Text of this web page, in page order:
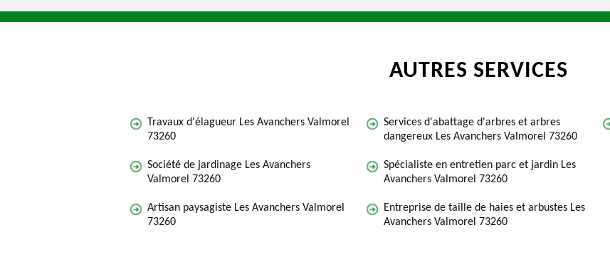
AUTRES SERVICES
Travaux d'élagueur Les Avanchers Valmorel
73260
Société de jardinage Les Avanchers
Valmorel 73260
Artisan paysagiste Les Avanchers Valmorel
73260
Services d'abattage d'arbres et arbres
dangereux Les Avanchers Valmorel 73260
Spécialiste en entretien parc et jardin Les
Avanchers Valmorel 73260
Entreprise de taille de haies et arbustes Les
Avanchers Valmorel 73260